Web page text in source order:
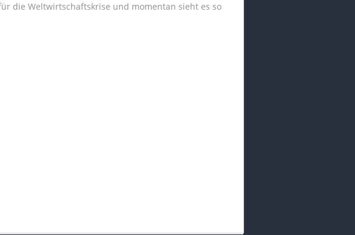
die Weltwirtschaftskrise und momentan sieht es so